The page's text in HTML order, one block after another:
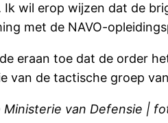
wil erop wijzen dat de
met de NAVO-
eraan toe dat de order
van de tactische groep
Ministerie van Defensie |